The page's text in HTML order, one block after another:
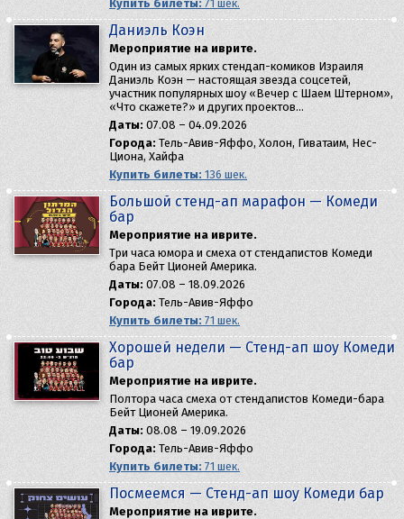
Купить билеты: 71 шек.
Даниэль Коэн
Мероприятие на иврите.
Один из самых ярких стендап-комиков Израиля
Даниэль Коэн — настоящая звезда соцсетей,
участник популярных шоу «Вечер с Шаем Штерном»,
«Что скажете?» и других проектов…
Даты: 07.08 – 04.09.2026
Города: Тель-Авив-Яффо, Холон, Гиватаим, Нес-
Циона, Хайфа
Купить билеты: 136 шек.
Большой стенд-ап марафон — Комеди
бар
Мероприятие на иврите.
Три часа юмора и смеха от стендапистов Комеди
бара Бейт Ционей Америка.
Даты: 07.08 – 18.09.2026
Города: Тель-Авив-Яффо
Купить билеты: 71 шек.
Хорошей недели — Стенд-ап шоу Комеди
бар
Мероприятие на иврите.
Полтора часа смеха от стендапистов Комеди-бара
Бейт Ционей Америка.
Даты: 08.08 – 19.09.2026
Города: Тель-Авив-Яффо
Купить билеты: 71 шек.
Посмеемся — Стенд-ап шоу Комеди бар
Мероприятие на иврите.